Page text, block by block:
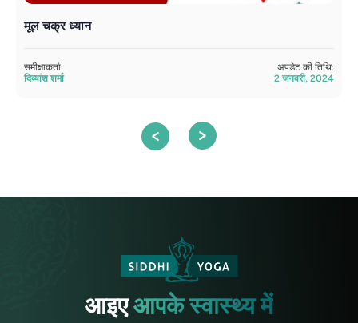
मूल चक्र ध्यान
समीक्षाकर्ता:
दिव्यांश शर्मा
अपडेट की तिथि:
2 जनवरी, 2024
आइएआपके स्वास्थ्य में